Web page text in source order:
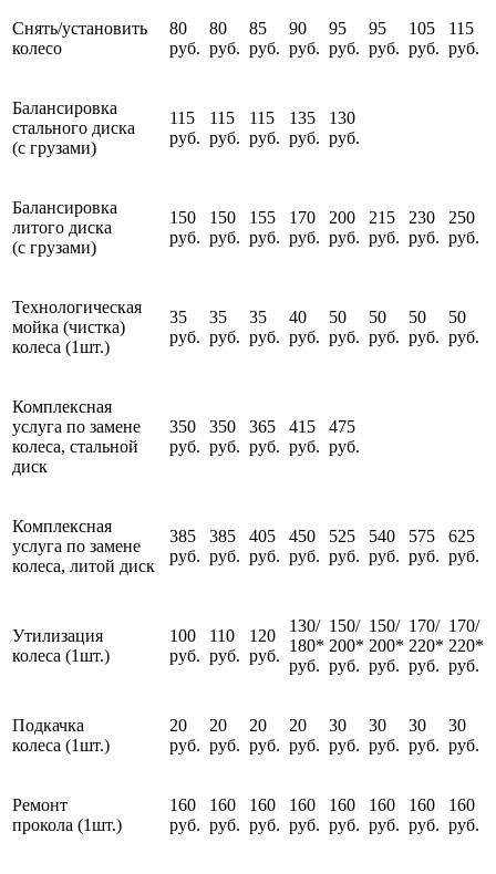
Снять/установить
колесо
80
руб.
80
руб.
85
руб.
90
руб.
95
руб.
95
руб.
105
руб.
115
руб.
Балансировка
стального диска
(с грузами)
115
руб.
115
руб.
115
руб.
135
руб.
130
руб.
Балансировка
литого диска
(с грузами)
150
руб.
150
руб.
155
руб.
170
руб.
200
руб.
215
руб.
230
руб.
250
руб.
Технологическая
мойка (чистка)
колеса (1шт.)
35
руб.
35
руб.
35
руб.
40
руб.
50
руб.
50
руб.
50
руб.
50
руб.
Комплексная
услуга по замене
колеса, стальной
диск
350
руб.
350
руб.
365
руб.
415
руб.
475
руб.
Комплексная
услуга по замене
колеса, литой диск
385
руб.
385
руб.
405
руб.
450
руб.
525
руб.
540
руб.
575
руб.
625
руб.
Утилизация
колеса (1шт.)
100
руб.
110
руб.
120
руб.
130/
180*
руб.
150/
200*
руб.
150/
200*
руб.
170/
220*
руб.
170/
220*
руб.
Подкачка
колеса (1шт.)
20
руб.
20
руб.
20
руб.
20
руб.
30
руб.
30
руб.
30
руб.
30
руб.
Ремонт
прокола (1шт.)
160
руб.
160
руб.
160
руб.
160
руб.
160
руб.
160
руб.
160
руб.
160
руб.